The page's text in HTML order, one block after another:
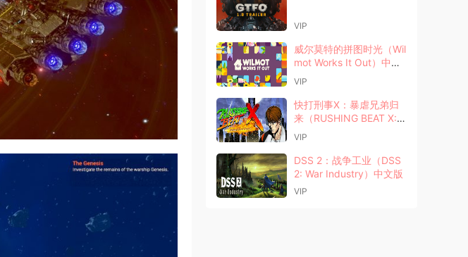
VIP
威尔莫特的拼图时光（Wil
mot Works It Out）中文
版
VIP
快打刑事X：暴虐兄弟归
来（RUSHING BEAT X: R
eturn Of Brawl Brother
VIP
DSS 2：战争工业（DSS
2: War Industry）中文版
VIP